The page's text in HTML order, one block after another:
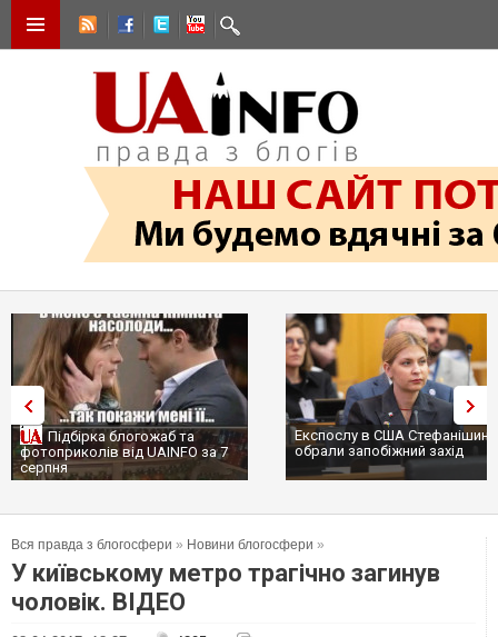
Підбірка блогожаб та
фотоприколів від UAINFO за 7
серпня
Експослу в США
обрали запобіжний захід
Вся правда з блогосфери » Новини блогосфери »
У київському метро трагічно загинув
чоловік. ВІДЕО